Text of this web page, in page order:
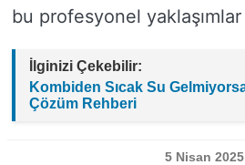
bu profesyonel
İlginizi Çekebilir:
Kombiden Sıcak Su
Çözüm Rehberi
5 Nisan 2025